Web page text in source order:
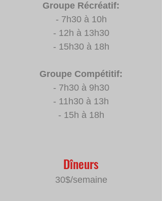
Groupe Récréatif:
- 7h30 à 10h
- 12h à 13h30
- 15h30 à 18h
Groupe Compétitif:
- 7h30 à 9h30
- 11h30 à 13h
- 15h à 18h
Dîneurs
30$/semaine